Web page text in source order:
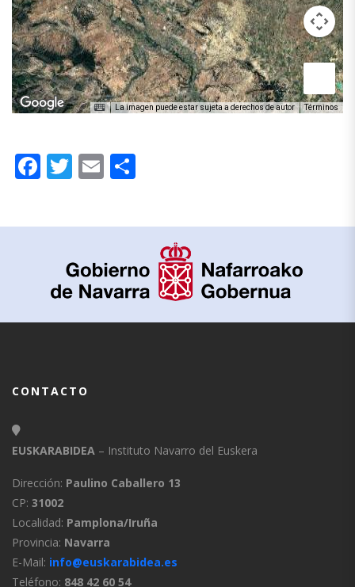
La imagen puede estar sujeta a derechos de autor Términos
Facebook
Twitter
Email
CONTACTO
EUSKARABIDEA – Instituto Navarro del Euskera
Dirección: Paulino Caballero 13
CP: 31002
Localidad: Pamplona/Iruña
Provincia: Navarra
E-Mail: info@euskarabidea.es
Teléfono: 848 42 60 54